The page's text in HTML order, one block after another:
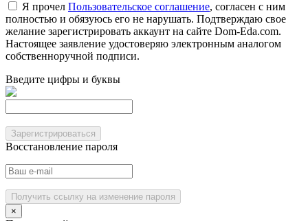
Я прочел Пользовательское соглашение, согласен с ним
полностью и обязуюсь его не нарушать. Подтверждаю свое
желание зарегистрировать аккаунт на сайте Dom-Eda.com.
Настоящее заявление удостоверяю электронным аналогом
собственноручной подписи.
Введите цифры и буквы
Зарегистрироваться
Восстановление пароля
Получить ссылку на изменение пароля
×